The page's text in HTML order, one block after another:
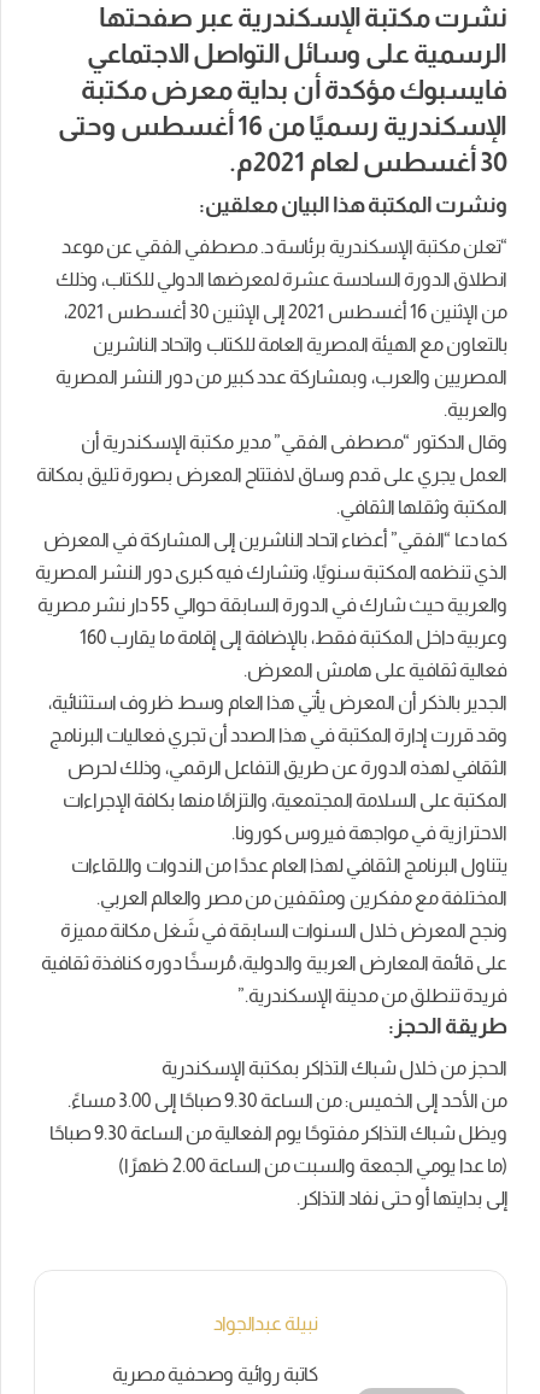
نشرت مكتبة الإسكندرية عبر صفحتها
الرسمية على وسائل التواصل الاجتماعي
فايسبوك مؤكدة أن بداية معرض مكتبة
الإسكندرية رسميًا من 16 أغسطس وحتى
30 أغسطس لعام 2021م.
ونشرت المكتبة هذا البيان معلقين:
“تعلن مكتبة الإسكندرية برئاسة د. مصطفي الفقي عن موعد
انطلاق الدورة السادسة عشرة لمعرضها الدولي للكتاب، وذلك
من الإثنين 16 أغسطس 2021 إلى الإثنين 30 أغسطس 2021،
بالتعاون مع الهيئة المصرية العامة للكتاب واتحاد الناشرين
المصريين والعرب، وبمشاركة عدد كبير من دور النشر المصرية
والعربية.
وقال الدكتور “مصطفى الفقي” مدير مكتبة الإسكندرية أن
العمل يجري على قدم وساق لافتتاح المعرض بصورة تليق بمكانة
المكتبة وثقلها الثقافي.
كما دعا “الفقي” أعضاء اتحاد الناشرين إلى المشاركة في المعرض
الذي تنظمه المكتبة سنويًا، وتشارك فيه كبرى دور النشر المصرية
والعربية حيث شارك في الدورة السابقة حوالي 55 دار نشر مصرية
وعربية داخل المكتبة فقط، بالإضافة إلى إقامة ما يقارب 160
فعالية ثقافية على هامش المعرض.
الجدير بالذكر أن المعرض يأتي هذا العام وسط ظروف استثنائية،
وقد قررت إدارة المكتبة في هذا الصدد أن تجري فعاليات البرنامج
الثقافي لهذه الدورة عن طريق التفاعل الرقمي، وذلك لحرص
المكتبة على السلامة المجتمعية، والتزامًا منها بكافة الإجراءات
الاحترازية في مواجهة فيروس كورونا.
يتناول البرنامج الثقافي لهذا العام عددًا من الندوات واللقاءات
المختلفة مع مفكرين ومثقفين من مصر والعالم العربي.
ونجح المعرض خلال السنوات السابقة في شَغل مكانة مميزة
على قائمة المعارض العربية والدولية، مُرسخًا دوره كنافذة ثقافية
فريدة تنطلق من مدينة الإسكندرية.”
طريقة الحجز:
الحجز من خلال شباك التذاكر بمكتبة الإسكندرية
من الأحد إلى الخميس: من الساعة 9.30 صباحًا إلى 3.00 مساءً.
ويظل شباك التذاكر مفتوحًا يوم الفعالية من الساعة 9.30 صباحًا
(ما عدا يومي الجمعة والسبت من الساعة 2.00 ظهرًا)
إلى بدايتها أو حتى نفاد التذاكر.
نبيلة عبدالجواد
كاتبة روائية وصحفية مصرية